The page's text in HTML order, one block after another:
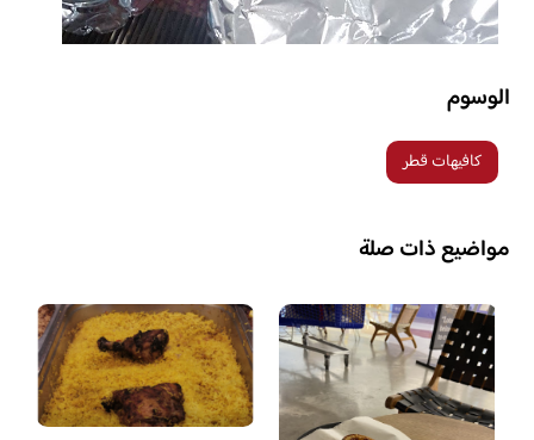
الوسوم
كافيهات قطر
مواضيع ذات صلة